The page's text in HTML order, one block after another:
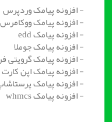
- افزونه پیامک وردپرس
- افزونه پیامک ووکامرس
- افزونه پیامک edd
- افزونه پیامک جوملا
- افزونه پیامک گرویتی فرم
- افزونه پیامک اپن کارت
- افزونه پیامک پرستاشاپ
- افزونه پیامک whmcs